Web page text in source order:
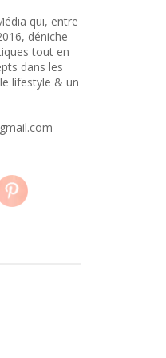
qui, entre
déniche
tout en
dans les
lifestyle & un